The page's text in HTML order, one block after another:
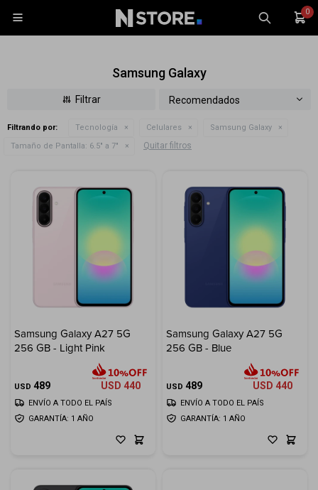
0

Samsung Galaxy
Recomendados
Filtrando por: Tecnología Celulares
Samsung Galaxy
Tamaño de Pantalla: 6.5" a 7" Quitar filtros
Samsung Galaxy A27 5G
256 GB - Light Pink
USD 489 USD 440
GARANTÍA: 1 AÑO
ENVÍO A TODO EL PAÍS
Samsung Galaxy A27 5G
256 GB - Blue
USD 489 USD 440
GARANTÍA: 1 AÑO
ENVÍO A TODO EL PAÍS
Tecnología
Electrodomésticos
Hogar
Celulares
Gaming